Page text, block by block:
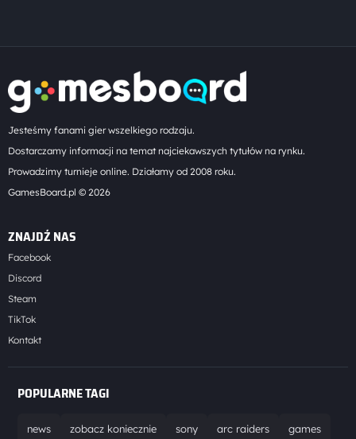
Jesteśmy fanami gier wszelkiego rodzaju.
Dostarczamy informacji na temat najciekawszych tytułów na rynku.
Prowadzimy turnieje online. Działamy od 2008 roku.
GamesBoard.pl © 2026
ZNAJDŹ NAS
Facebook
Discord
Steam
TikTok
Kontakt
POPULARNE TAGI
news zobacz koniecznie sony arc raiders games